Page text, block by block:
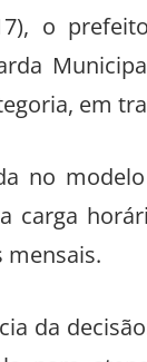
o
em
no
carga
mensais.
da